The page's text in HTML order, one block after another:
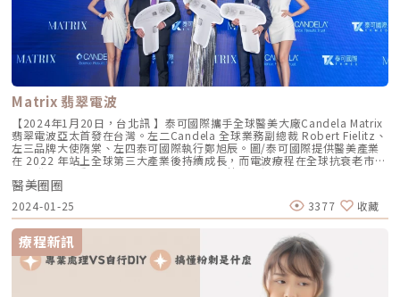
酸完全穩定後再施作能量型療程，這樣才能同時兼顧美觀與安全。Q4. 注射
玻尿酸後多久可以上妝？A：一般建議注射後12小時再上妝，以降低感染風
險。術後應避免使用含酒精或刺激性成分的化妝品，並保持注射部位清潔乾
燥。​Q5. 若對豐唇效果不滿意，是否可以修正？A：是的。若對注射效果不
滿意，可透過玻尿酸降解酶進行修正。此酶能分解玻尿酸，讓效果逐漸消
失，但需由專業醫師操作，並評估是否適合進行此項修正。★溫馨提醒★小
編要提醒大家，醫療並非單純的商業交易，所有的療程都伴隨著風險。因
此，作為消費者應該謹慎選擇合適的醫療方案，以確保安全與健康。
體內部，因此清潔需更加細心。由於尿道和陰道口位置靠近，再加上生理期
的關係，私密處容易悶熱和感染。如果分泌物出現異常，要特別留意是否有
陰道感染的情況。 使用溫和清潔產品：挑選不刺激、不含香精或其他刺激
成分的清潔用品來清洗私密處。 私密處保持通風：盡量避免穿著緊身長褲
或安全褲等不透氣的衣物，這樣可以幫助防止私密處變得暗沈。 不要過度
清潔陰道：不需要使用特別的清潔產品清洗陰道內部，因為身體本身可以自
行調節陰道的環境。 維持規律的生活作息：保持健康的生活作息有助於增
強免疫系統，進而幫助陰道內的健康菌叢維持平衡。 注意安全性行為：避
免性行為中感染性病，這樣可以預防陰道炎的發生。打造私密處美白的日常
保養方法私密處美白的方法中，實際上最快的選擇是到專業醫美診所接受雷
射治療。但考慮到施打部位的敏感性，如果尚未克服心理障礙或有預算上的
考量，可以先從日常飲食和保養品入手，逐步進行私密處美白護理。由於私
密處皮膚較為脆弱，建議選擇不含香精、防腐劑或強力清潔劑如SLS、SLES
等人工合成成分的清潔產品。女性陰道維持較酸性的環境有助於健康，因此
選擇PH值約為4.0到4.5左右的清潔產品更符合私密處肌膚的酸鹼值。在清
潔外陰部時，可加水稀釋溫和的清潔產品，切忌過度清潔內陰道。一些含有
豐富維生素C的抗氧化食物對私密處美白有良好的作用，包含蔓越莓、芭
樂、柑橘類水果、奇異果、草莓等。此外，攝取維生素B和C，以及益生
菌，也對促進私密處的美白有益。每天保持充足的水分攝取，建議飲用
2,000CC的水，也是維持皮膚健康的重要一環。小編提醒，在開始私密處日
常美白前，需要明白一點，即便吃下再多美白食物或使用美白產品，也無法
讓皮膚比原來更白。這些產品的作用是以循序漸進的方式，讓暗沈的皮膚漸
漸恢復到原本的色調，而不是變得更白。而且需要持續使用2到3個月才能看
到效果，因此要耐心等待喔。延伸閱讀：私密處美白不藏私妙招！揭開私密
Matrix 翡翠電波
【2024年1月20日，台北訊 】泰可國際攜手全球醫美大廠Candela Matrix
翡翠電波亞太首發在台灣。左二Candela 全球業務副總裁 Robert Fielitz、
左三品牌大使隋棠、左四泰可國際執行鄭旭辰。圖/泰可國際提供醫美產業
在 2022 年站上全球第三大產業後持續成長，而電波療程在全球抗衰老市場
蓬勃發展的帶動下，商機更是不容小覷。根據市場調研機構 IMARC 與
Global Market Insight(GMI) 研究顯示，全球抗衰老市場規模將在 2028 年
逼近千億美元，其中電波肌膚修護儀器市場規模預估十年內上看 16 億(美
元)，複合年均成長率(CAGR) 達 9.2%。看準台灣在亞洲醫美市場的成長動
能，與抗老修護保養成剛性需求的態勢，全球醫美儀器及產品專業代理泰可
國際，攜手世界級醫美設備領導品牌 Candela，以台灣為亞太地區上市的
第一站，發表新一代電波保養儀器『Matrix 翡翠電波』，獨特矩陣微針技
術，簡化繁瑣工序，戰勝惱人問題肌膚。今(20)日舉辦全國發表會，在品牌
大使隋棠與全場超過 50 位院長級名醫、近百家知名診所及上百位人氣網紅
的見證下，為新型態微針電波開創新局。高效保養再進化 Matrix 翡翠電波
醫美圈圈
2024-01-25 3377 收藏
療程新訊